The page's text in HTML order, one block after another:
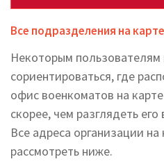
Все подразделения на
Некоторым пользователям
сориентироваться, где
офис военкоматов на
скорее, чем разглядеть его
Все адреса организации
рассмотреть ниже.